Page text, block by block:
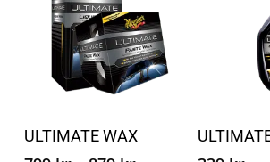
Velg alternativ
har
ULTIMATE WAX